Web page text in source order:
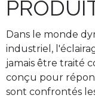
Dans le monde
industriel,
jamais être traité
conçu pour
sont confrontés